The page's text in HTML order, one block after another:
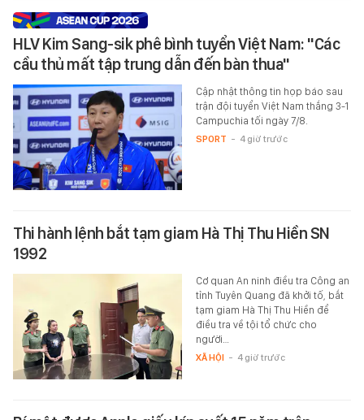
HLV Kim Sang-sik phê bình tuyển Việt Nam: "Các
cầu thủ mất tập trung dẫn đến bàn thua"
Cập nhật thông tin họp báo sau
trận đội tuyển Việt Nam thắng 3-1
Campuchia tối ngày 7/8.
SPORT - 4 giờ trước
Thi hành lệnh bắt tạm giam Hà Thị Thu Hiền SN
1992
Cơ quan An ninh điều tra Công an
tỉnh Tuyên Quang đã khởi tố, bắt
tạm giam Hà Thị Thu Hiền để
điều tra về tội tổ chức cho
người…
XÃ HỘI - 4 giờ trước